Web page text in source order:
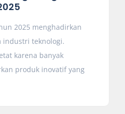
2025 menghadirkan
industri teknologi.
karena banyak
produk inovatif yang